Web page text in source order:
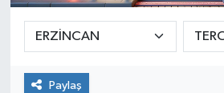
Paylaş